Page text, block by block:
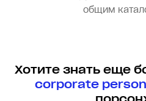
общим
Хотите знать еще
corporate